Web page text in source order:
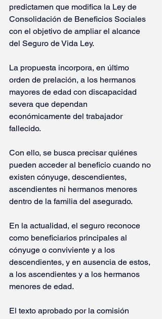
predictamen que modifica la Ley de
Consolidación de Beneficios Sociales
con el objetivo de ampliar el alcance
del Seguro de Vida Ley.
La propuesta incorpora, en último
orden de prelación, a los hermanos
mayores de edad con discapacidad
severa que dependan
económicamente del trabajador
fallecido.
Con ello, se busca precisar quiénes
pueden acceder al beneficio cuando no
existen cónyuge, descendientes,
ascendientes ni hermanos menores
dentro de la familia del asegurado.
En la actualidad, el seguro reconoce
como beneficiarios principales al
cónyuge o conviviente y a los
descendientes, y en ausencia de estos,
a los ascendientes y a los hermanos
menores de edad.
El texto aprobado por la comisión